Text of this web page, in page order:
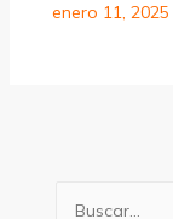
enero 11, 2025